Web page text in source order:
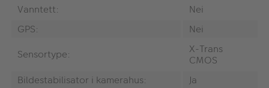
Vanntett:
Nei
GPS:
Nei
Sensortype:
X-Trans
CMOS
Bildestabilisator i kamerahus:
Ja